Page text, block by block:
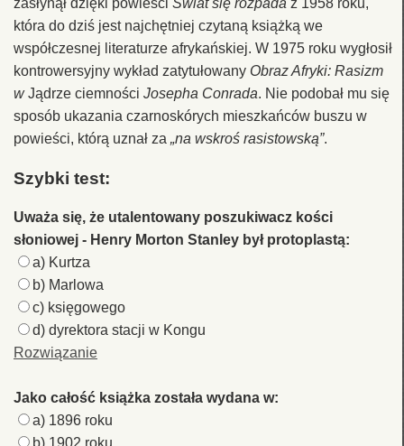
która do dziś jest najchętniej czytaną książką we
współczesnej literaturze afrykańskiej. W 1975 roku wygłosił
kontrowersyjny wykład zatytułowany Obraz Afryki: Rasizm
wJądrze ciemności Josepha Conrada. Nie podobał mu się
sposób ukazania czarnoskórych mieszkańców buszu w
powieści, którą uznał za „na wskroś rasistowską”.
Szybki test:
Uważa się, że utalentowany poszukiwacz kości
słoniowej - Henry Morton Stanley był protoplastą:
a) Kurtza
b) Marlowa
c) księgowego
d) dyrektora stacji w Kongu
Rozwiązanie
Jako całość książka została wydana w:
a) 1896 roku